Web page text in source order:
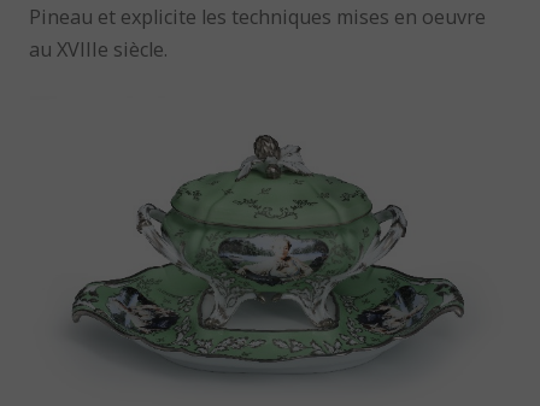
Pineau et explicite les techniques mises en oeuvre
au XVIIIe siècle.